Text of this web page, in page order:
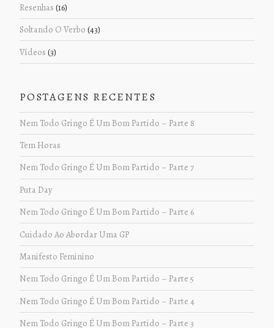
Resenhas (16)
Soltando O Verbo (43)
Vídeos (3)
POSTAGENS RECENTES
Nem Todo Gringo É Um Bom Partido – Parte 8
Tem Horas
Nem Todo Gringo É Um Bom Partido – Parte 7
Puta Day
Nem Todo Gringo É Um Bom Partido – Parte 6
Cuidado Ao Abordar Uma GP
Manifesto Feminino
Nem Todo Gringo É Um Bom Partido – Parte 5
Nem Todo Gringo É Um Bom Partido – Parte 4
Nem Todo Gringo É Um Bom Partido – Parte 3